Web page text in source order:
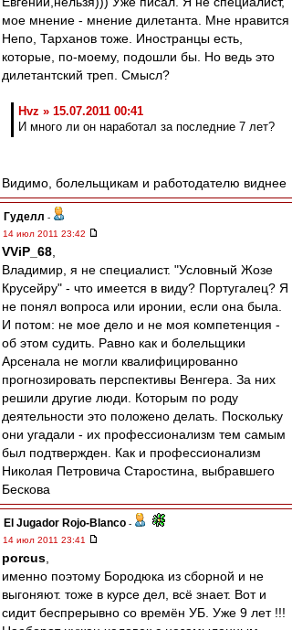
мое мнение - мнение дилетанта. Мне нравится
Непо, Тарханов тоже. Иностранцы есть,
которые, по-моему, подошли бы. Но ведь это
дилетантский треп. Смысл?
Hvz » 15.07.2011 00:41
И много ли он наработал за последние 7 лет?
Видимо, болельщикам и работодателю виднее
Гуделл -
14 июл 2011 23:42
VViP_68
Владимир, я не специалист. "Условный Жозе
Крусейру" - что имеется в виду? Португалец? Я
не понял вопроса или иронии, если она была.
И потом: не мое дело и не моя компетенция -
об этом судить. Равно как и болельщики
Арсенала не могли квалифицированно
прогнозировать перспективы Венгера. За них
решили другие люди. Которым по роду
деятельности это положено делать. Поскольку
они угадали - их профессионализм тем самым
был подтвержден. Как и профессионализм
Николая Петровича Старостина, выбравшего
Бескова
El Jugador Rojo-Blanco -
14 июл 2011 23:41
porcus
именно поэтому Бородюка из сборной и не
выгоняют. тоже в курсе дел, всё знает. Вот и
сидит беспрерывно со времён УБ. Уже 9 лет !!!